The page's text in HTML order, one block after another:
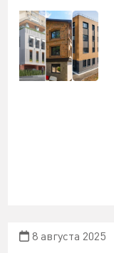
8 августа 2025